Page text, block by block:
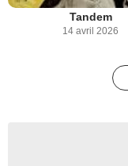
Tandem
14 avril 2026